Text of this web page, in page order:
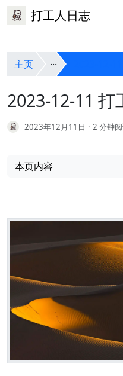
打工人日志
主页
2023-12-11 打
2023年12月11日 2 分钟
本页内容